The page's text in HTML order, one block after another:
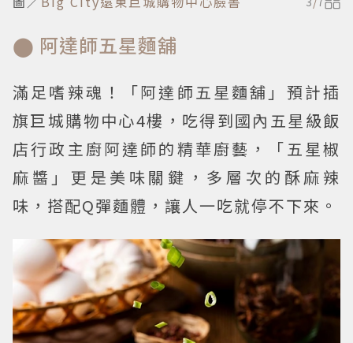
⬤ 阿達師五星麵舖
滿足嗜辣魂！「阿達師五星麵舖」預計插
旗巨城購物中心4樓，吃得到國內五星級飯
店行政主廚阿達師的精華廚藝，「五星椒
麻醬」更是美味關鍵，多層次的酥麻辣
味，搭配Q彈麵體，讓人一吃就停不下來。